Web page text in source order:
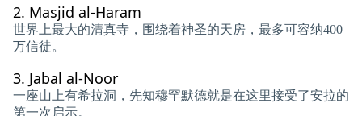
2. Masjid al-Haram
世界上最大的清真寺，围绕着神圣的天房，最多可容纳400
万信徒。
3. Jabal al-Noor
一座山上有希拉洞，先知穆罕默德就是在这里接受了安拉的
第一次启示。